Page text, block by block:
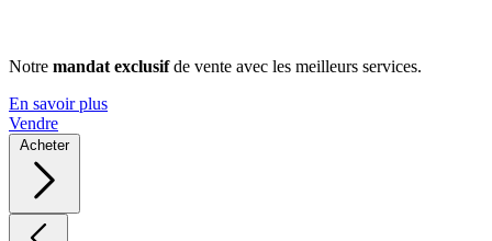
Notre mandat exclusifde vente avec les meilleurs services.
En savoir plus
Vendre
Acheter